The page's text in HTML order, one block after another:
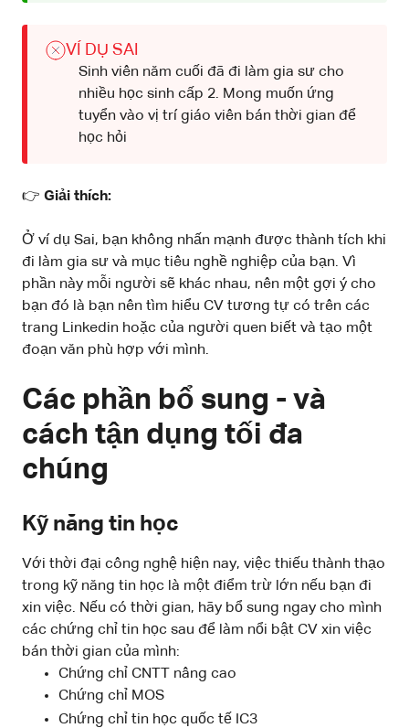
VÍ DỤ SAI
Sinh viên năm cuối đã đi làm gia sư cho
nhiều học sinh cấp 2. Mong muốn ứng
tuyển vào vị trí giáo viên bán thời gian để
học hỏi
👉 Giải thích:
Ở ví dụ Sai, bạn không nhấn mạnh được thành tích khi
đi làm gia sư và mục tiêu nghề nghiệp của bạn. Vì
phần này mỗi người sẽ khác nhau, nên một gợi ý cho
bạn đó là bạn nên tìm hiểu CV tương tự có trên các
trang Linkedin hoặc của người quen biết và tạo một
đoạn văn phù hợp với mình.
Các phần bổ sung - và
cách tận dụng tối đa
chúng
Kỹ năng tin học
Với thời đại công nghệ hiện nay, việc thiếu thành thạo
trong kỹ năng tin học là một điểm trừ lớn nếu bạn đi
xin việc. Nếu có thời gian, hãy bổ sung ngay cho mình
các chứng chỉ tin học sau để làm nổi bật CV xin việc
bán thời gian của mình:
Chứng chỉ CNTT nâng cao
Chứng chỉ MOS
Chứng chỉ tin học quốc tế IC3